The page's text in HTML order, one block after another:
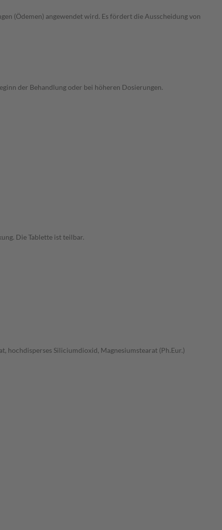
(Ödemen) angewendet wird. Es fördert die Ausscheidung von
der Behandlung oder bei höheren Dosierungen.
Die Tablette ist teilbar.
hochdisperses Siliciumdioxid, Magnesiumstearat (Ph.Eur.)